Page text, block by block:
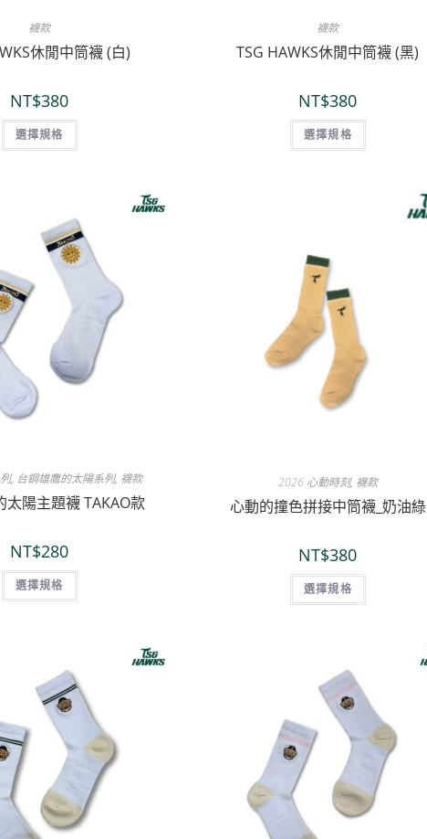
襪款
休閒中筒襪 (白)
NT$380
選擇規格
襪款
TSG HAWKS休閒中筒襪 (黑)
NT$380
選擇規格
, 台鋼雄鷹的太陽系列, 襪款
太陽主題襪 TAKAO款
NT$280
選擇規格
2026 心動時刻, 襪款
心動的撞色拼接中筒襪_奶油綠
NT$380
選擇規格